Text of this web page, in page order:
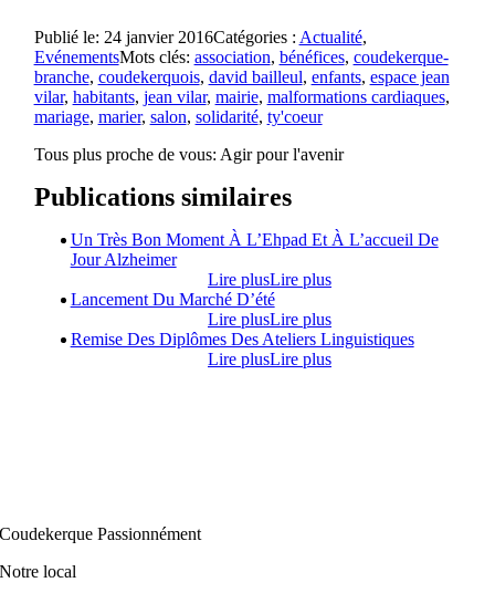
Publié le: 24 janvier 2016Catégories : Actualité,
EvénementsMots clés: association, bénéfices, coudekerque-
branche, coudekerquois, david bailleul, enfants, espace jean
vilar, habitants, jean vilar, mairie, malformations cardiaques,
mariage, marier, salon, solidarité, ty'coeur
Tous plus proche de vous: Agir pour l'avenir
Publications similaires
Un Très Bon Moment À L’Ehpad Et À L’accueil De
Jour Alzheimer
Lire plusLire plus
Lancement Du Marché D’été
Lire plusLire plus
Remise Des Diplômes Des Ateliers Linguistiques
Lire plusLire plus
Coudekerque Passionnément
Notre local